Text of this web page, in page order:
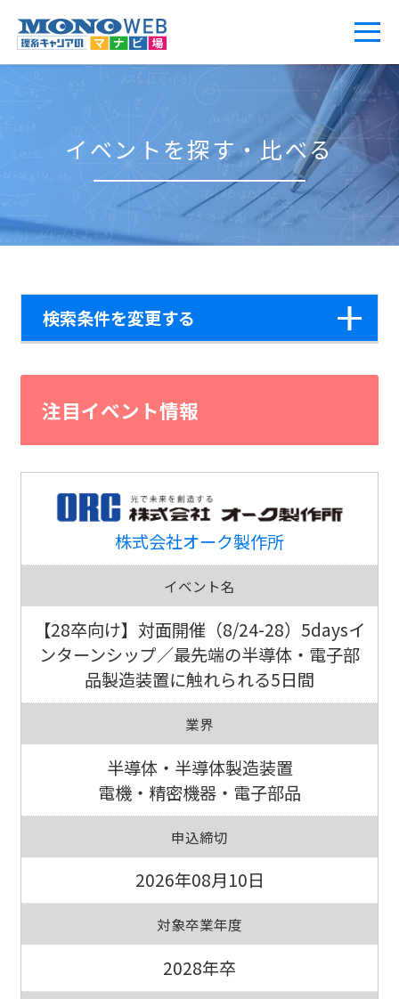
イベントを探す・比べる
検索条件を変更する
注目イベント情報
株式会社オーク製作所
イベント名
【28卒向け】対面開催（8/24-28）5daysイ
ンターンシップ／最先端の半導体・電子部
品製造装置に触れられる5日間
業界
半導体・半導体製造装置
電機・精密機器・電子部品
申込締切
2026年08月10日
対象卒業年度
2028年卒